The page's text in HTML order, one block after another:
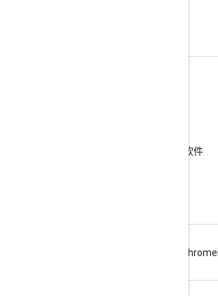
举报垃圾内容、钓鱼式攻击内容或恶意软件
Chrome